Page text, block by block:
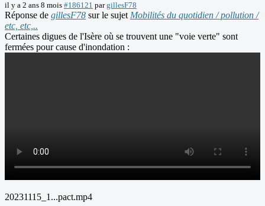
il y a 2 ans 8 mois #186121 pargillesF78
Réponse de gillesF78 sur le sujet Mobilités du quotidien / pollution /
etc, etc,..
Certaines digues de l'Isère où se trouvent une "voie verte" sont
fermées pour cause d'inondation :
20231115_1...pact.mp4